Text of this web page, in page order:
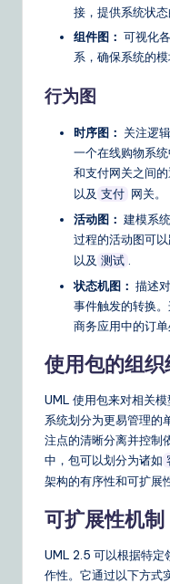
w
接，提供系统状态
组件图： 可视化
系，确保系统的模
行为图
时序图： 关注逻
一个在线购物系
和支付网关之间的
以及 支付 网关。
活动图： 建模系
过程的活动图可
以及 测试
状态机图： 描述
事件触发的转换
商务应用中的订单
使用包的组织
UML 使用包来对相关
系统划分为更易管理的
注点的清晰分离并控制
中，包可以划分为诸如
架构的有序性和可扩展
可扩展性机制
UML 2.5 可以根据特定
作性。它通过以下方式